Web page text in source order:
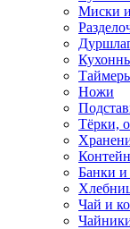
Миски
Ножи
Тёрки,
Банки и
Чай и